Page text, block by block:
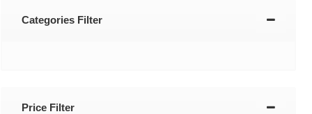
Categories Filter
Price Filter